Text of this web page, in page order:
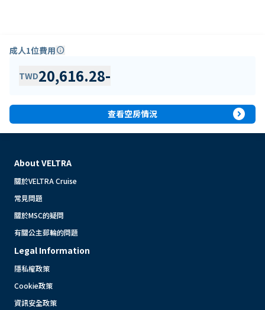
成人1位費用info
TWD20,616.28-
查看空房情況 expand_circle_right
About VELTRA
關於VELTRA Cruise
常見問題
關於MSC的疑問
有關公主郵輪的問題
Legal Information
隱私權政策
Cookie政策
資訊安全政策